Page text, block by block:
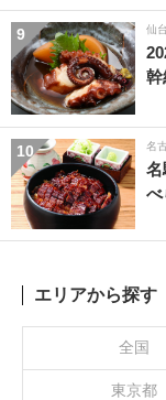
9 仙
幹
10 名
名
べ
エリアから探す
全国
東京都